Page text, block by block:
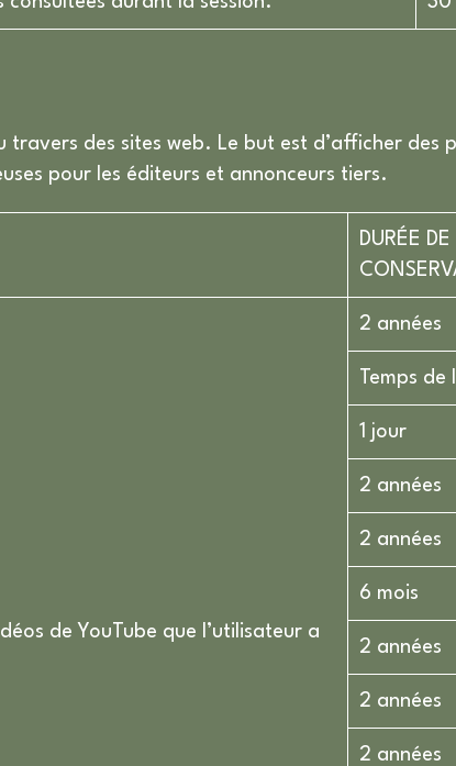
des sites web. Le but est d’afficher des
pour les éditeurs et annonceurs tiers.
DURÉE DE
de YouTube que l’utilisateur a
2 années
Temps de
1 jour
2 années
2 années
6 mois
2 années
2 années
2 années